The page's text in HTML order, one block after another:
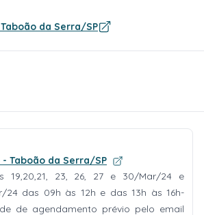
da Serra/SP
Taboão da Serra/SP
19,20,21, 23, 26, 27 e 30/Mar/24 e
24 das 09h às 12h e das 13h às 16h-
de agendamento prévio pelo email